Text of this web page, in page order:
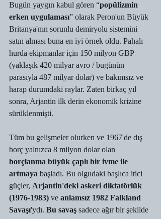
Bugün yaygın kabul gören “popülizmin
erken uygulaması” olarak Peron'un Büyük
Britanya'nın sorunlu demiryolu sistemini
satın alması buna en iyi örnek oldu. Pahalı
hurda ekipmanlar için 150 milyon GBP
(yaklaşık 420 milyar avro / bugünün
parasıyla 487 milyar dolar) ve bakımsız ve
harap durumdaki raylar. Zaten birkaç yıl
sonra, Arjantin ilk derin ekonomik krizine
sürüklenmişti.
Tüm bu gelişmeler olurken ve 1967'de dış
borç yalnızca 8 milyon dolar olan
borçlanma büyük çaplı bir ivme ile
artmaya başladı. Bu olgudaki başlıca itici
güçler, Arjantin'deki askeri diktatörlük
(1976-1983) ve anlamsız 1982 Falkland
Savaşı'ydı. Bu savaş sadece ağır bir şekilde